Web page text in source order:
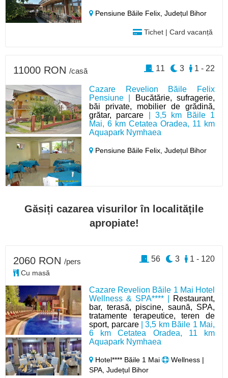
Pensiune Băile Felix,Județul Bihor
Tichet | Card vacanță
Cazare Revelion Băile Felix
Pensiune |
Bucătărie, sufragerie,
băi private, mobilier de grădină,
grătar, parcare | 3,5 km Băile 1
Mai, 6 km Cetatea Oradea, 11 km
Aquapark Nymhaea
Pensiune Băile Felix,Județul Bihor
11000 RON /casă 1 - 22
3
11
Găsiți cazarea visurilor în localitățile
apropiate!
Cazare Revelion Băile 1 Mai Hotel
Wellness & SPA**** |
Restaurant,
bar, terasă, piscine, saună, SPA,
tratamente terapeutice, teren de
sport, parcare| 3,5 km Băile 1 Mai,
6 km Cetatea Oradea, 11 km
Aquapark Nymhaea
Hotel**** Băile 1 Mai
Wellness |
SPA, Județul Bihor
2060 RON /pers
Cu masă
1 - 120
3
56